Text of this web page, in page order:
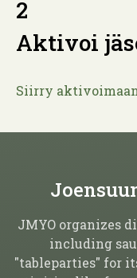
2
Aktivoi
Siirry
JMYO organizes
including
"tableparties" for